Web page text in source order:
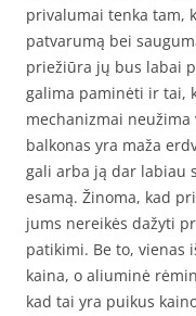
privalumai tenka tam,
patvarumą bei
priežiūra jų bus labai
galima paminėti ir tai,
mechanizmai
balkonas yra maža
gali arba ją dar labiau
esamą. Žinoma, kad
jums nereikės dažyti
patikimi. Be to, vienas
kaina, o aliuminė
kad tai yra puikus